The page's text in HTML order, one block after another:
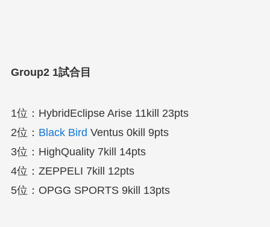
Group2 1試合目
1位：HybridEclipse Arise 11kill 23pts
2位： Black Bird Ventus 0kill 9pts
3位：HighQuality 7kill 14pts
4位：ZEPPELI 7kill 12pts
5位：OPGG SPORTS 9kill 13pts